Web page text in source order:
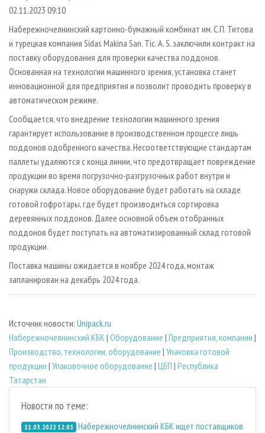
СУШКА ДРЕВЕСИНЫ
ПРОИЗВОДСТВО ДРЕВЕСНЫХ ПЛИТ
ДЕРЕВЯННОЕ ДОМОСТРОЕНИЕ
ПРОИЗВОДСТВО МЕБЕЛИ
БИОЭНЕРГЕТИКА
ЦБП
ИНСТРУМЕНТ И МАТЕРИАЛЫ
ПЕРСОНЫ
МОБИЛЬНЫЕ ВЫСТАВКИ
ОФИЦИАЛЬНЫЕ ДЕЛЕГАЦИИ
ПРИОРИТЕТНЫЕ ИНВЕСТПРОЕКТЫ
RUSSIAN FORESTRY REVIEW
ГАЗЕТА ЛЕСПРОМФОРУМ
БИБЛИОТЕКА СПЕЦИАЛИСТА
КОНТАКТЫ
РЕКЛАМА
РЕКЛАМА НА САЙТЕ
02.11.2023 09:10
Набережночелнинский картонно-бумажный комбинат им. С.П. Титова
и турецкая компания Sidas Makina San. Tic. A. S. заключили контракт на
поставку оборудования для проверки качества поддонов.
Основанная на технологии машинного зрения, установка станет
инновационной для предприятия и позволит проводить проверку в
автоматическом режиме.
Сообщается, что внедрение технологии машинного зрения
гарантирует использование в производственном процессе лишь
поддонов одобренного качества. Несоответствующие стандартам
паллеты удаляются с конца линии, что предотвращает повреждение
продукции во время погрузочно-разгрузочных работ внутри и
снаружи склада. Новое оборудование будет работать на складе
готовой гофротары, где будет производиться сортировка
деревянных поддонов. Далее основной объем отобранных
поддонов будет поступать на автоматизированный склад готовой
продукции.
Поставка машины ожидается в ноябре 2024 года, монтаж
запланирован на декабрь 2024 года.
Источник новости: Unipack.ru
Набережночелнинский КБК | Оборудование | Предприятия, компании |
Производство, технологии, оборудование | Упаковка готовой
продукции | Упаковочное оборудование | ЦБП | Республика
Татарстан
Новости по теме:
11.03.2022 12:03 Набережночелнинский КБК ищет поставщиков